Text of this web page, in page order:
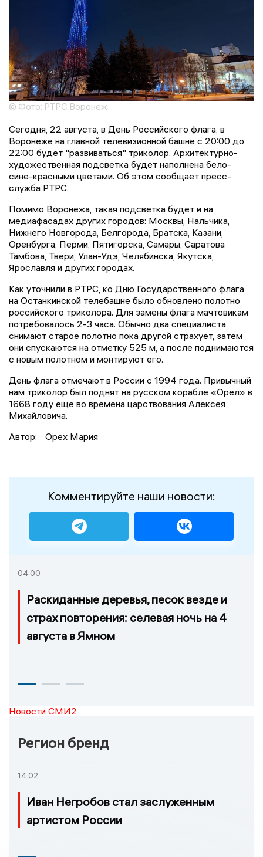
© Фото: РТРС Воронеж
Сегодня, 22 августа, в День Российского флага, в
Воронеже на главной телевизионной башне с 20:00 до
22:00 будет "развиваться" триколор. Архитектурно-
художественная подсветка будет наполнена бело-
сине-красными цветами. Об этом сообщает пресс-
служба РТРС.
Помимо Воронежа, такая подсветка будет и на
медиафасадах других городов: Москвы, Нальчика,
Нижнего Новгорода, Белгорода, Братска, Казани,
Оренбурга, Перми, Пятигорска, Самары, Саратова
Тамбова, Твери, Улан-Удэ, Челябинска, Якутска,
Ярославля и других городах.
Как уточнили в РТРС, ко Дню Государственного флага
на Останкинской телебашне было обновлено полотно
российского триколора. Для замены флага мачтовикам
потребовалось 2-3 часа. Обычно два специалиста
снимают старое полотно пока другой страхует, затем
они спускаются на отметку 525 м, а после поднимаются
с новым полотном и монтируют его.
День флага отмечают в России с 1994 года. Привычный
нам триколор был поднят на русском корабле «Орел» в
1668 году еще во времена царствования Алексея
Михайловича.
Автор:
Орех Мария
Комментируйте наши новости:
04:00
Раскиданные деревья, песок везде и
страх повторения: селевая ночь на 4
августа в Ямном
Новости СМИ2
Регион бренд
14:02
Иван Негробов стал заслуженным
артистом России